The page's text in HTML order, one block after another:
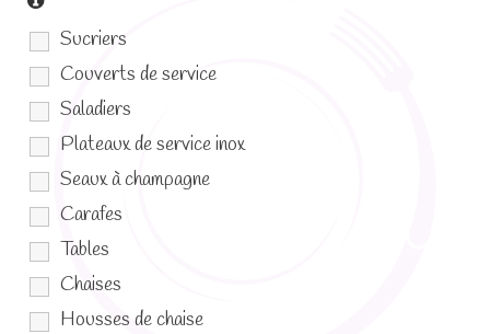
Sucriers
Couverts de service
Saladiers
Plateaux de service inox
Seaux à champagne
Carafes
Tables
Chaises
Housses de chaise